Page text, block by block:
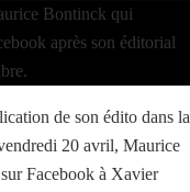
de son édito dans la
20 avril, Maurice
Facebook à Xavier